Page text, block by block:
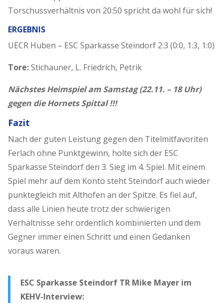
Torschussverhältnis von 20:50 spricht da wohl für sich!
ERGEBNIS
UECR Huben – ESC Sparkasse Steindorf 2:3 (0:0, 1:3, 1:0)
Tore:Stichauner, L. Friedrich, Petrik
Nächstes Heimspiel am Samstag (22.11. – 18 Uhr)
gegen die Hornets Spittal !!!
Fazit
Nach der guten Leistung gegen den Titelmitfavoriten
Ferlach ohne Punktgewinn, holte sich der ESC
Sparkasse Steindorf den 3. Sieg im 4. Spiel. Mit einem
Spiel mehr auf dem Konto steht Steindorf auch wieder
punktegleich mit Althofen an der Spitze. Es fiel auf,
dass alle Linien heute trotz der schwierigen
Verhältnisse sehr ordentlich kombinierten und dem
Gegner immer einen Schritt und einen Gedanken
voraus waren.
ESC Sparkasse Steindorf TR Mike Mayer im
KEHV-Interview: